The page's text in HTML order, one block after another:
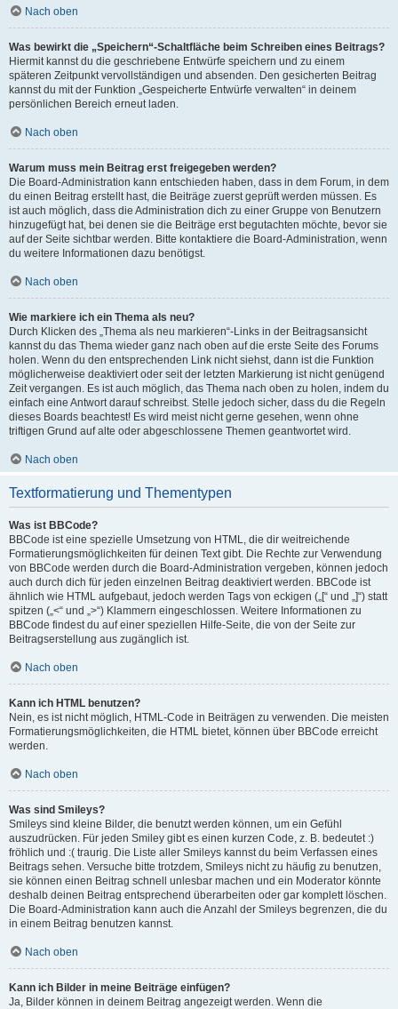
Nach oben
Was bewirkt die „Speichern“-Schaltfläche beim Schreiben eines Beitrags?
Hiermit kannst du die geschriebene Entwürfe speichern und zu einem
späteren Zeitpunkt vervollständigen und absenden. Den gesicherten Beitrag
kannst du mit der Funktion „Gespeicherte Entwürfe verwalten“ in deinem
persönlichen Bereich erneut laden.
Nach oben
Warum muss mein Beitrag erst freigegeben werden?
Die Board-Administration kann entschieden haben, dass in dem Forum, in dem
du einen Beitrag erstellt hast, die Beiträge zuerst geprüft werden müssen. Es
ist auch möglich, dass die Administration dich zu einer Gruppe von Benutzern
hinzugefügt hat, bei denen sie die Beiträge erst begutachten möchte, bevor sie
auf der Seite sichtbar werden. Bitte kontaktiere die Board-Administration, wenn
du weitere Informationen dazu benötigst.
Nach oben
Wie markiere ich ein Thema als neu?
Durch Klicken des „Thema als neu markieren“-Links in der Beitragsansicht
kannst du das Thema wieder ganz nach oben auf die erste Seite des Forums
holen. Wenn du den entsprechenden Link nicht siehst, dann ist die Funktion
möglicherweise deaktiviert oder seit der letzten Markierung ist nicht genügend
Zeit vergangen. Es ist auch möglich, das Thema nach oben zu holen, indem du
einfach eine Antwort darauf schreibst. Stelle jedoch sicher, dass du die Regeln
dieses Boards beachtest! Es wird meist nicht gerne gesehen, wenn ohne
triftigen Grund auf alte oder abgeschlossene Themen geantwortet wird.
Nach oben
Textformatierung und Thementypen
Was ist BBCode?
BBCode ist eine spezielle Umsetzung von HTML, die dir weitreichende
Formatierungsmöglichkeiten für deinen Text gibt. Die Rechte zur Verwendung
von BBCode werden durch die Board-Administration vergeben, können jedoch
auch durch dich für jeden einzelnen Beitrag deaktiviert werden. BBCode ist
ähnlich wie HTML aufgebaut, jedoch werden Tags von eckigen („[“ und „]“) statt
spitzen („<“ und „>“) Klammern eingeschlossen. Weitere Informationen zu
BBCode findest du auf einer speziellen Hilfe-Seite, die von der Seite zur
Beitragserstellung aus zugänglich ist.
Nach oben
Kann ich HTML benutzen?
Nein, es ist nicht möglich, HTML-Code in Beiträgen zu verwenden. Die meisten
Formatierungsmöglichkeiten, die HTML bietet, können über BBCode erreicht
werden.
Nach oben
Was sind Smileys?
Smileys sind kleine Bilder, die benutzt werden können, um ein Gefühl
auszudrücken. Für jeden Smiley gibt es einen kurzen Code, z. B. bedeutet :)
fröhlich und :( traurig. Die Liste aller Smileys kannst du beim Verfassen eines
Beitrags sehen. Versuche bitte trotzdem, Smileys nicht zu häufig zu benutzen,
sie können einen Beitrag schnell unlesbar machen und ein Moderator könnte
deshalb deinen Beitrag entsprechend überarbeiten oder gar komplett löschen.
Die Board-Administration kann auch die Anzahl der Smileys begrenzen, die du
in einem Beitrag benutzen kannst.
Nach oben
Kann ich Bilder in meine Beiträge einfügen?
Ja, Bilder können in deinem Beitrag angezeigt werden. Wenn die